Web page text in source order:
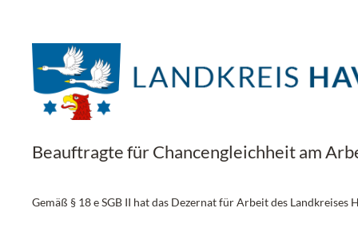
Beauftragte für Chancengleichheit am
Gemäß § 18 e SGB II hat das Dezernat für Arbeit des Landkreises